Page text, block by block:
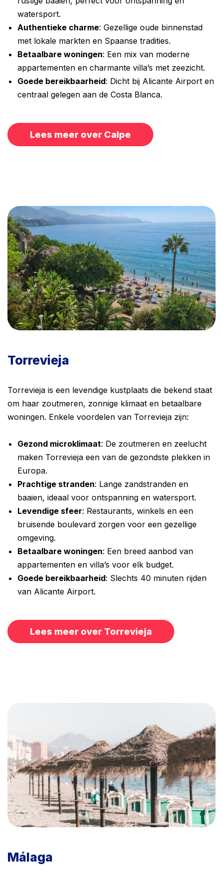
watersport.
Authentieke charme: Gezellige oude binnenstad
met lokale markten en Spaanse tradities.
Betaalbare woningen: Een mix van moderne
appartementen en charmante villa’s met zeezicht.
Goede bereikbaarheid: Dicht bij Alicante Airport en
centraal gelegen aan de Costa Blanca.
Lees meer over Calpe
Torrevieja
Torrevieja is een levendige kustplaats die bekend staat
om haar zoutmeren, zonnige klimaat en betaalbare
woningen. Enkele voordelen van Torrevieja zijn:
Gezond microklimaat: De zoutmeren en zeelucht
maken Torrevieja een van de gezondste plekken in
Europa.
Prachtige stranden: Lange zandstranden en
baaien, ideaal voor ontspanning en watersport.
Levendige sfeer: Restaurants, winkels en een
bruisende boulevard zorgen voor een gezellige
omgeving.
Betaalbare woningen: Een breed aanbod van
appartementen en villa’s voor elk budget.
Goede bereikbaarheid: Slechts 40 minuten rijden
van Alicante Airport.
Lees meer over Torrevieja
Málaga